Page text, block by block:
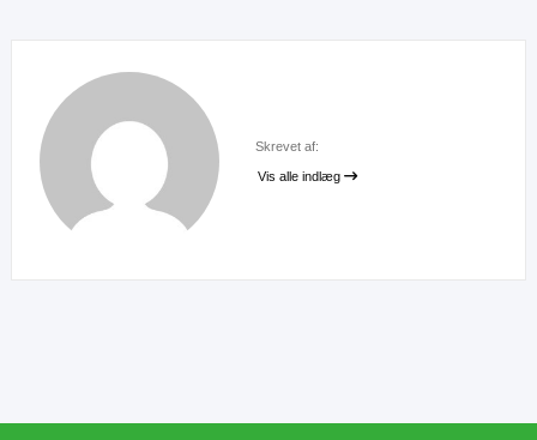
Skrevet af:
Vis alle indlæg